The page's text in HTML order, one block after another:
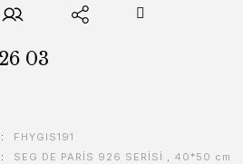
03
FHYGIS191
SEG DE PARİS 926 SERİSİ , 40*50 cm